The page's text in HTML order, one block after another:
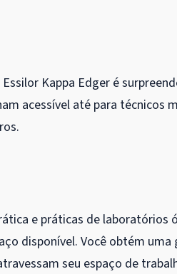
Kappa Edger é
acessível até para técnicos
e práticas de laboratórios
disponível. Você obtém
seu espaço de